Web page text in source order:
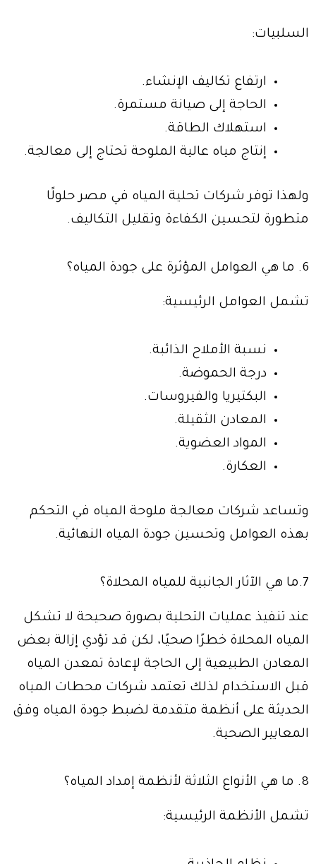
السلبيات:
ارتفاع تكاليف الإنشاء.
الحاجة إلى صيانة مستمرة.
استهلاك الطاقة.
إنتاج مياه عالية الملوحة تحتاج إلى معالجة.
ولهذا توفر شركات تحلية المياه في مصر حلولًا
متطورة لتحسين الكفاءة وتقليل التكاليف.
6. ما هي العوامل المؤثرة على جودة المياه؟
تشمل العوامل الرئيسية:
نسبة الأملاح الذائبة.
درجة الحموضة.
البكتيريا والفيروسات.
المعادن الثقيلة.
المواد العضوية.
العكارة.
وتساعد شركات معالجة ملوحة المياه في التحكم
بهذه العوامل وتحسين جودة المياه النهائية.
7.ما هي الآثار الجانبية للمياه المحلاة؟
عند تنفيذ عمليات التحلية بصورة صحيحة لا تشكل
المياه المحلاة خطرًا صحيًا، لكن قد تؤدي إزالة بعض
المعادن الطبيعية إلى الحاجة لإعادة تمعدن المياه
قبل الاستخدام لذلك تعتمد شركات محطات المياه
الحديثة على أنظمة متقدمة لضبط جودة المياه وفق
المعايير الصحية.
8. ما هي الأنواع الثلاثة لأنظمة إمداد المياه؟
تشمل الأنظمة الرئيسية: